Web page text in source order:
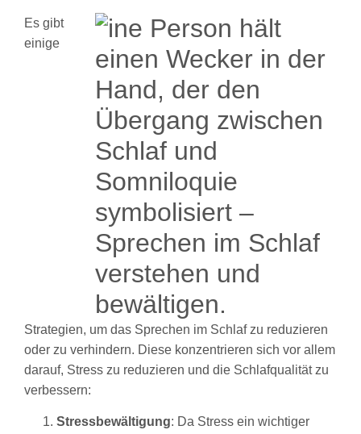
Es gibt
einige
Strategien, um das Sprechen im Schlaf zu reduzieren
oder zu verhindern. Diese konzentrieren sich vor allem
darauf, Stress zu reduzieren und die Schlafqualität zu
verbessern:
Stressbewältigung: Da Stress ein wichtiger